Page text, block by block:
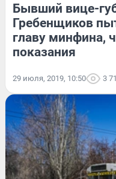
Бывший вице-
Гребенщиков
главу минфина,
показания
29 июля, 2019, 10:50 3